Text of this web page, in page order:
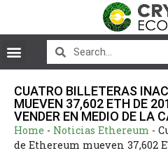
CUATRO BILLETERAS
MUEVEN 37,602 ETH DE
VENDER EN MEDIO DE LA
Home - Noticias Ethereum -
de Ethereum mueven 37,602